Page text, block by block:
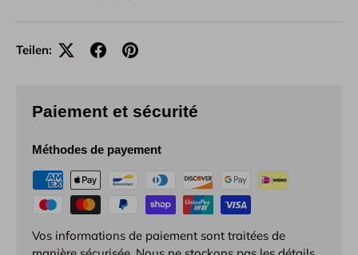
Teilen:
Paiement et sécurité
Méthodes de payement
Vos informations de paiement sont traitées de